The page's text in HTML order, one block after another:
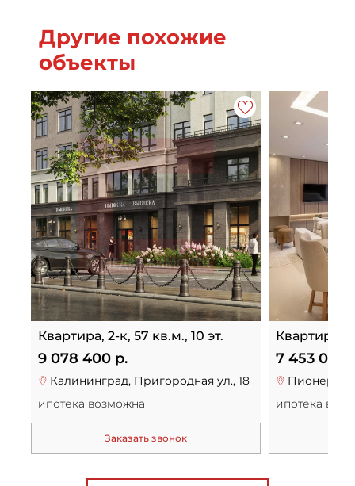
Другие похожие
объекты
Квартира, 2-к, 57 кв.м., 10 эт.
9 078 400 р.
Калининград, Пригородная ул., 18
ипотека возможна
Заказать звонок
Квартира,
7 453 000
ипотека